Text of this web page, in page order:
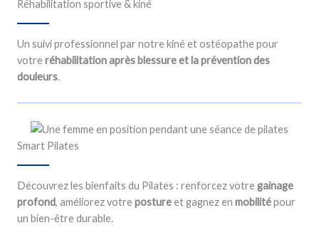
Réhabilitation sportive & kiné
Un suivi professionnel par notre kiné et ostéopathe pour
votreréhabilitation après blessure et la prévention des
douleurs.
Smart Pilates
Découvrez les bienfaits du Pilates : renforcez votregainage
profond, améliorez votrepostureet gagnez en mobilitépour
un bien-être durable.